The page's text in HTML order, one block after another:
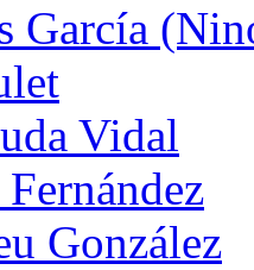
García
Vidal
González